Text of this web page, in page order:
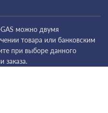
GAS можно двумя
товара или банковским
при выборе данного
заказа.